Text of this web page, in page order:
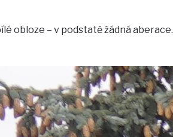
obloze – v podstatě žádná aberace.